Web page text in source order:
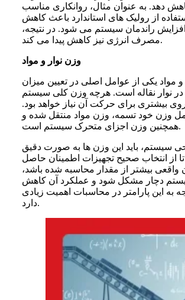
دهد. به عنوان مثال، روانکاری مناسب
از رولیک های استاندارد باعث کاهش
راندمان سیستم می شود. در نتیجه،
مصرف انرژی نیز کاهش پیدا می کند.
وزن نوار و مواد
و مواد یکی از عوامل اصلی در تعیین میزان
نوار نقاله است. هرچه وزن کلی سیستم
بیشتری برای حرکت آن نیاز خواهد بود.
وزن خود تسمه، وزن مواد منتقل شده و
همچنین وزن اجزای متحرک سیستم است.
سیستم، باید این وزن ها به صورت دقیق
از انتخاب صحیح تجهیزات اطمینان حاصل
واقعی بیشتر از مقدار محاسبه شده باشد،
دچار مشکل شود و عملکرد آن کاهش
به این پارامتر در محاسبات اهمیت زیادی
دارد.